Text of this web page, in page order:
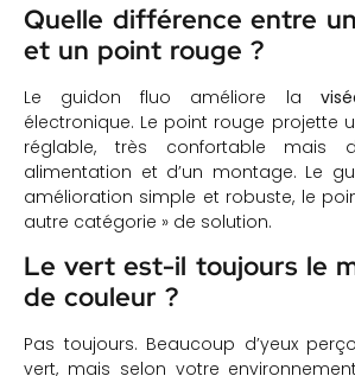
Quelle différence entre
et un point rouge ?
Le guidon fluo améliore la
électronique. Le point rouge projette
réglable, très confortable mais
alimentation et d’un montage. Le
amélioration simple et robuste, le
autre catégorie » de solution.
Le vert est-il toujours le
de couleur ?
Pas toujours. Beaucoup d’yeux
vert, mais selon votre